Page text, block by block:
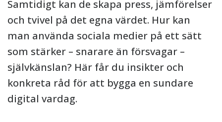
Samtidigt kan de skapa press, jämförelser
och tvivel på det egna värdet. Hur kan
man använda sociala medier på ett sätt
som stärker – snarare än försvagar –
självkänslan? Här får du insikter och
konkreta råd för att bygga en sundare
digital vardag.